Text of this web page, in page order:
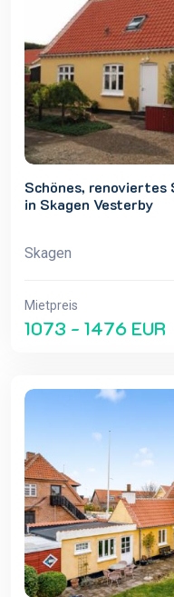
Schönes, renoviertes
in Skagen Vesterby
Skagen
Mietpreis
1073 - 1476 EUR